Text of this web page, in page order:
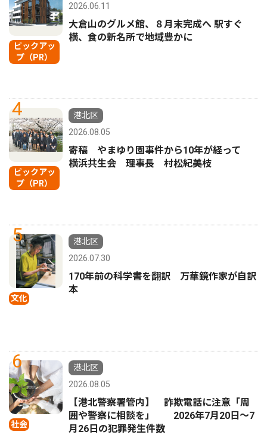
ピックアッ
プ（PR）
2026.06.11
大倉山のグルメ館、８月末完成へ 駅すぐ
横、食の新名所で地域豊かに
4
ピックアッ
プ（PR）
港北区
2026.08.05
寄稿 やまゆり園事件から10年が経って
横浜共生会 理事長 村松紀美枝
5
文化
港北区
2026.07.30
170年前の科学書を翻訳 万華鏡作家が自訳
本
6
社会
港北区
2026.08.05
【港北警察署管内】 詐欺電話に注意「周
囲や警察に相談を」 2026年7月20日〜7
月26日の犯罪発生件数